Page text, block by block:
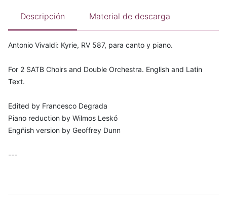
Descripción Material de descarga
Antonio Vivaldi: Kyrie, RV 587, para canto y piano.
For 2 SATB Choirs and Double Orchestra. English and Latin
Text.
Edited by Francesco Degrada
Piano reduction by Wilmos Leskó
Engñish version by Geoffrey Dunn
---